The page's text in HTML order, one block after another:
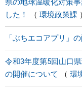
県の地球温暖化対策
した！
環境政策課
「ぶちエコアプリ」
令和3年度第5回山口
の開催について
環